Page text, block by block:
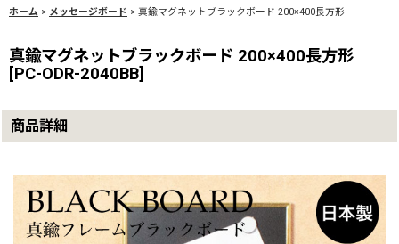
ホーム > メッセージボード > 真鍮マグネットブラックボード 200×400長方形
真鍮マグネットブラックボード 200×400長方形
[PC-ODR-2040BB]
商品詳細